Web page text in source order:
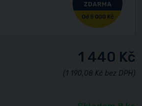
1 440 Kč
(1 190,08 Kč bez DPH)